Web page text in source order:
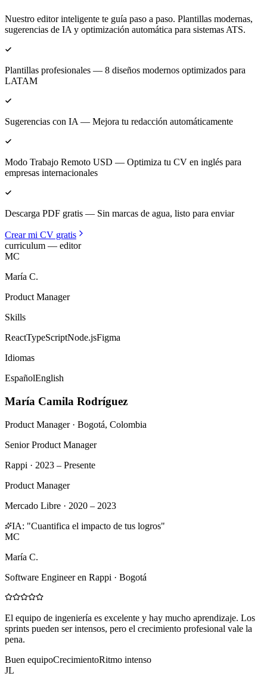
Nuestro editor inteligente te guía paso a paso. Plantillas modernas,
sugerencias de IA y optimización automática para sistemas ATS.
Plantillas profesionales — 8 diseños modernos optimizados para
LATAM
Sugerencias con IA — Mejora tu redacción automáticamente
Modo Trabajo Remoto USD — Optimiza tu CV en inglés para
empresas internacionales
Descarga PDF gratis — Sin marcas de agua, listo para enviar
Crear mi CV gratis
curriculum — editor
MC
María C.
Product Manager
Skills
ReactTypeScriptNode.jsFigma
Idiomas
EspañolEnglish
María Camila Rodríguez
Product Manager · Bogotá, Colombia
Senior Product Manager
Rappi · 2023 – Presente
Product Manager
Mercado Libre · 2020 – 2023
IA: "Cuantifica el impacto de tus logros"
MC
María C.
Software Engineer en Rappi · Bogotá
El equipo de ingeniería es excelente y hay mucho aprendizaje. Los
sprints pueden ser intensos, pero el crecimiento profesional vale la
pena.
Buen equipoCrecimientoRitmo intenso
JL